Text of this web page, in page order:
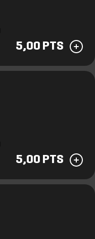
5,00 PTS
5,00 PTS